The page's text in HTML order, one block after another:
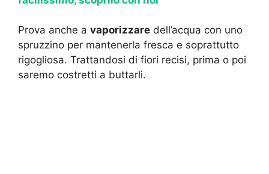
Prova anche a vaporizzare dell’acqua con uno
spruzzino per mantenerla fresca e soprattutto
rigogliosa. Trattandosi di fiori recisi, prima o poi
saremo costretti a buttarli.